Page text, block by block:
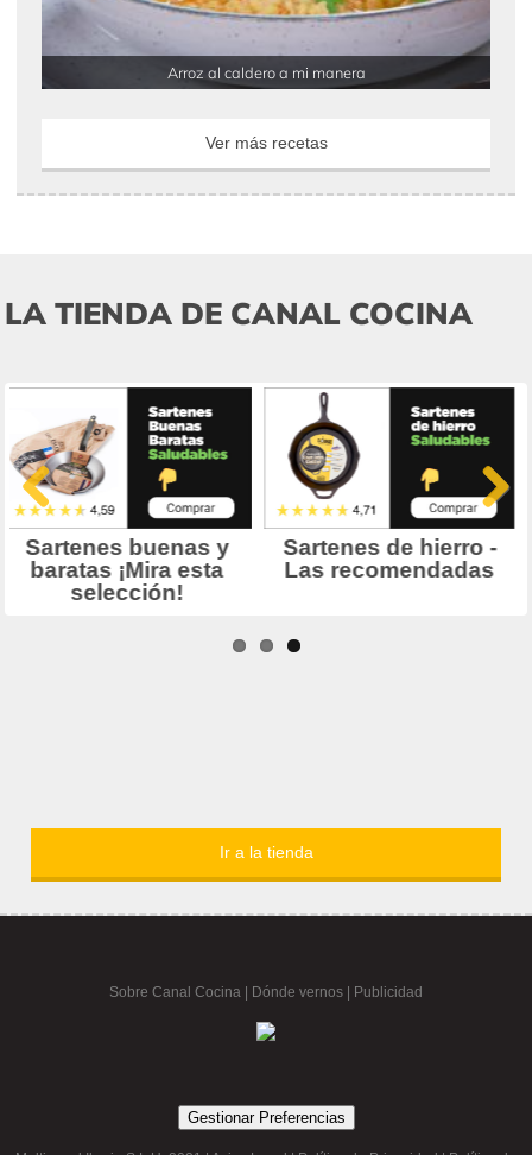
Arroz al caldero a mi manera
Ver más recetas
LA TIENDA DE CANAL COCINA
Ir a la tienda
Sobre Canal Cocina Dónde vernos | Publicidad
Gestionar Preferencias